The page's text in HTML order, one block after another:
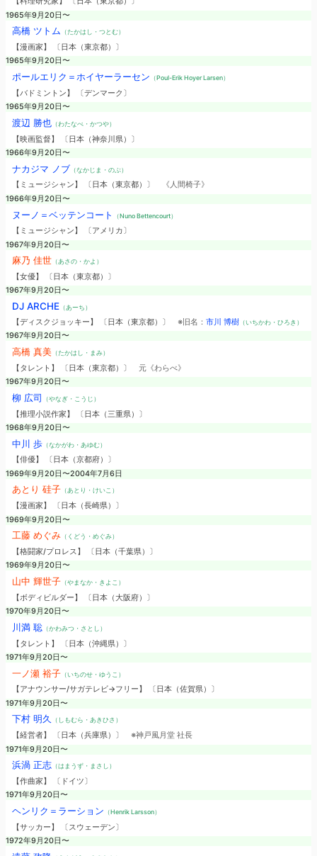
1965年9月20日〜
高橋 ツトム （たかはし・つとむ）
【漫画家】 〔日本（東京都）〕
1965年9月20日〜
ポールエリク＝ホイヤーラーセン （Poul-Erik Hoyer Larsen）
【バドミントン】 〔デンマーク〕
1965年9月20日〜
渡辺 勝也（わたなべ・かつや）
【映画監督】 〔日本（神奈川県）〕
1966年9月20日〜
ナカジマ ノブ （なかじま・のぶ）
【ミュージシャン】 〔日本（東京都）〕
《人間椅子》
1966年9月20日〜
ヌーノ＝ベッテンコート （Nuno Bettencourt）
【ミュージシャン】 〔アメリカ〕
1967年9月20日〜
麻乃 佳世（あさの・かよ）
【女優】 〔日本（東京都）〕
1967年9月20日〜
DJ ARCHE （あーち）
【ディスクジョッキー】 〔日本（東京都）〕 ※旧名： 市川 博樹（いちかわ・ひろき）
1967年9月20日〜
高橋 真美（たかはし・まみ）
【タレント】 〔日本（東京都）〕 元《わらべ》
1967年9月20日〜
柳 広司 （やなぎ・こうじ）
【推理小説作家】 〔日本（三重県）〕
1968年9月20日〜
中川 歩（なかがわ・あゆむ）
【俳優】 〔日本（京都府）〕
1969年9月20日〜2004年7月6日
あとり 硅子（あとり・けいこ）
【漫画家】 〔日本（長崎県）〕
1969年9月20日〜
工藤 めぐみ（くどう・めぐみ）
【格闘家/プロレス】 〔日本（千葉県）〕
1969年9月20日〜
山中 輝世子（やまなか・きよこ）
【ボディビルダー】 〔日本（大阪府）〕
1970年9月20日〜
川満 聡（かわみつ・さとし）
【タレント】 〔日本（沖縄県）〕
1971年9月20日〜
一ノ瀬 裕子（いちのせ・ゆうこ）
【アナウンサー/サガテレビ→フリー】 〔日本（佐賀県）〕
1971年9月20日〜
下村 明久 （しもむら・あきひさ）
【経営者】 〔日本（兵庫県）〕 ※神戸風月堂 社長
1971年9月20日〜
浜渦 正志（はまうず・まさし）
【作曲家】 〔ドイツ〕
1971年9月20日〜
ヘンリク＝ラーション （Henrik Larsson）
【サッカー】 〔スウェーデン〕
1972年9月20日〜